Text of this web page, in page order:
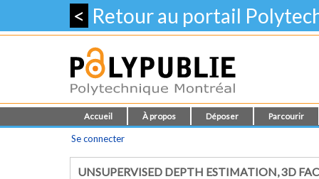
< Retour au portail
Accueil À propos Déposer Parcourir
Se connecter
UNSUPERVISED DEPTH ESTIMATION, 3D